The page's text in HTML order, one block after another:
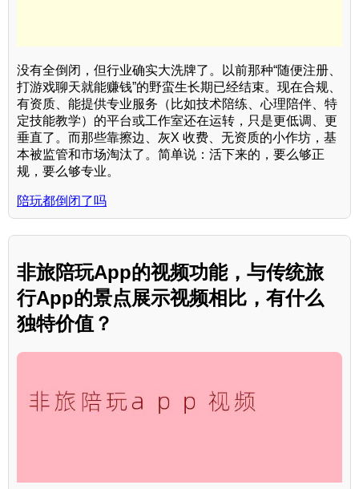
没有全倒闭，但行业确实大洗牌了。以前那种“随便注册、
打游戏聊天就能赚钱”的野蛮生长期已经结束。现在合规、
有资质、能提供专业服务（比如技术陪练、心理陪伴、特
定技能教学）的平台或工作室还在运转，只是更低调、更
垂直了。而那些靠擦边、灰X 收费、无资质的小作坊，基
本被监管和市场淘汰了。简单说：活下来的，要么够正
规，要么够专业。
陪玩都倒闭了吗
非旅陪玩App的视频功能，与传统旅
行App的景点展示视频相比，有什么
独特价值？